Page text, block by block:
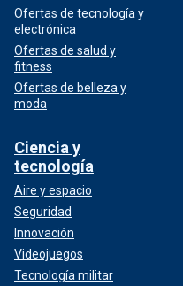
Ofertas de tecnología y
electrónica
Ofertas de salud y
fitness
Ofertas de belleza y
moda
Ciencia y
tecnología
Aire y espacio
Seguridad
Innovación
Videojuegos
Tecnología militar